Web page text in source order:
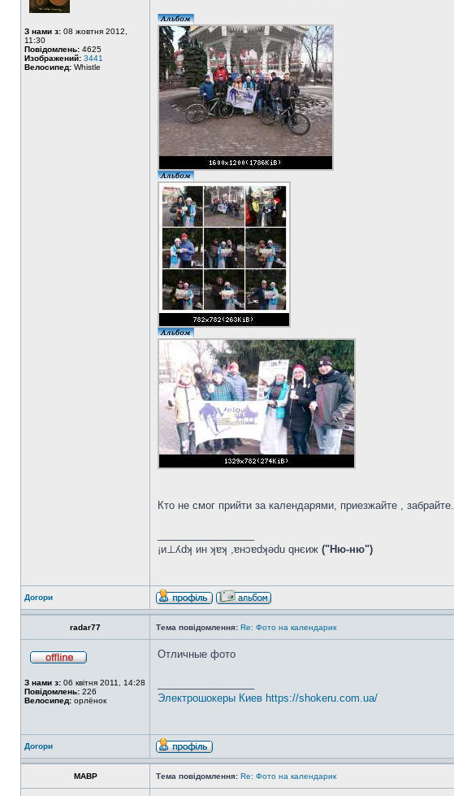
З нами з: 08 жовтня 2012,
11:30
Повідомлень: 4625
Изображений: 3441
Велосипед: Whistle
Кто не смог прийти за календарями, приезжайте , забрайте.
¡и⊥ʎdʞ ин ʞɐʞ ,ɐнɔɐdʞǝdu qнєиж ("Ню-ню")
Догори
radar77 Тема повідомлення: Re: Фото на календарик
З нами з: 06 квітня 2011, 14:28
Повідомлень: 226
Велосипед: орлёнок
Отличные фото
Электрошокеры Киев https://shokeru.com.ua/
Догори
MABP Тема повідомлення: Re: Фото на календарик